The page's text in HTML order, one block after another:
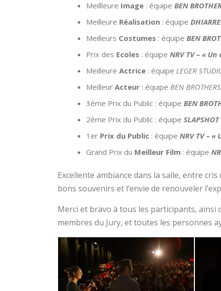
Meillleure Image: équipe BEN
Meilleure Réalisation: équipe
Meilleurs Costumes : équipe BEN
Prix des Ecoles : équipe NRV TV – «
Meilleure Actrice: équipe LEGER
Meilleur Acteur: équipe BEN
3ème Prix du Public : équipe BEN
2ème Prix du Public : équipe
1er Prix du Public: équipe NRV TV – «
Grand Prix du Meilleur Film: équipe
Excellente ambiance dans la salle, entre
bons souvenirs et l’envie de renouveler
Merci et bravo à tous les participants,
membres du Jury, et toutes les personnes